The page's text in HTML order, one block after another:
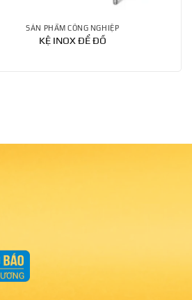
SẢN PHẨM CÔNG NGHIỆP
KỆ INOX ĐỂ ĐỒ